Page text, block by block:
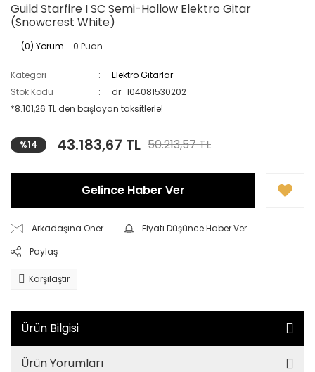
Guild Starfire I SC Semi-Hollow Elektro Gitar
(Snowcrest White)
(0) Yorum - 0 Puan
Kategori
Elektro Gitarlar
Stok Kodu
dr_104081530202
*8.101,26 TL den başlayan taksitlerle!
%14 43.183,67 TL 50.213,57 TL
Gelince Haber Ver
Arkadaşına Öner
Fiyatı Düşünce Haber Ver
Paylaş
Karşılaştır
Ürün Bilgisi
Ürün Yorumları